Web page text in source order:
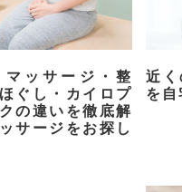
マッサージ・整
ぐし・カイロプ
の違いを徹底解
サージをお探し
近
を自